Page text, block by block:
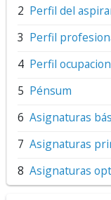
Perfil del
Perfil
Perfil
Pénsum
Asignaturas
Asignaturas
Asignaturas